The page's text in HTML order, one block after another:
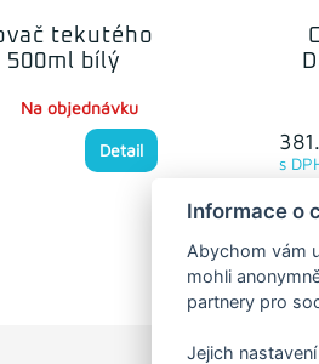
tekutého
500ml bílý
Na objednávku
Detail
s
Informace o
Abychom vám
mohli
partnery pro
Jejich